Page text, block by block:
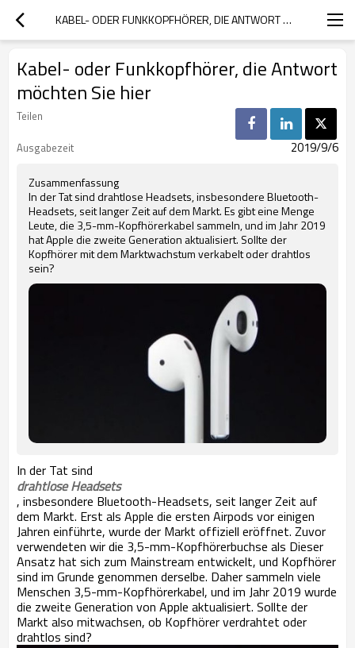
KABEL- ODER FUNKKOPFHÖRER, DIE ANTWORT MÖCHTEN SIE HIER
Kabel- oder Funkkopfhörer, die Antwort
möchten Sie hier
Teilen
Ausgabezeit
2019/9/6
Zusammenfassung
In der Tat sind drahtlose Headsets, insbesondere Bluetooth-
Headsets, seit langer Zeit auf dem Markt. Es gibt eine Menge
Leute, die 3,5-mm-Kopfhörerkabel sammeln, und im Jahr 2019
hat Apple die zweite Generation aktualisiert. Sollte der
Kopfhörer mit dem Marktwachstum verkabelt oder drahtlos
sein?
In der Tat sind
drahtlose Headsets
, insbesondere Bluetooth-Headsets, seit langer Zeit auf
dem Markt. Erst als Apple die ersten Airpods vor einigen
Jahren einführte, wurde der Markt offiziell eröffnet. Zuvor
verwendeten wir die 3,5-mm-Kopfhörerbuchse als Dieser
Ansatz hat sich zum Mainstream entwickelt, und Kopfhörer
sind im Grunde genommen derselbe. Daher sammeln viele
Menschen 3,5-mm-Kopfhörerkabel, und im Jahr 2019 wurde
die zweite Generation von Apple aktualisiert. Sollte der
Markt also mitwachsen, ob Kopfhörer verdrahtet oder
drahtlos sind?